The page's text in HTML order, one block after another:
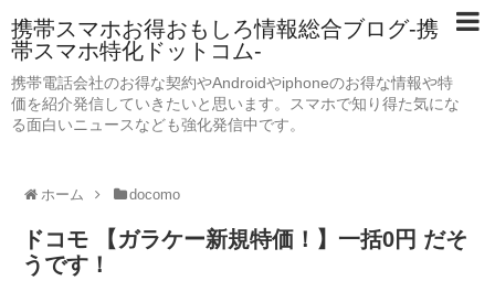
携帯スマホお得おもしろ情報総合ブログ-携
帯スマホ特化ドットコム-
携帯電話会社のお得な契約やAndroidやiphoneのお得な情報や特
価を紹介発信していきたいと思います。スマホで知り得た気にな
る面白いニュースなども強化発信中です。
ホーム docomo
ドコモ 【ガラケー新規特価！】一括0円 だそ
うです！